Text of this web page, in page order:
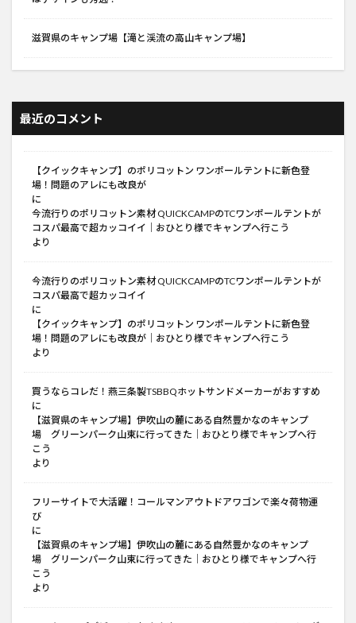
滋賀県のキャンプ場【滝と渓流の高山キャンプ場】
最近のコメント
【クイックキャンプ】のポリコットン ワンポールテントに新色登
場！問題のアレにも改良が
に
今流行りのポリコットン素材 QUICKCAMPのTCワンポールテントが
コスパ最高で超カッコイイ│おひとり様でキャンプへ行こう
より
今流行りのポリコットン素材 QUICKCAMPのTCワンポールテントが
コスパ最高で超カッコイイ
に
【クイックキャンプ】のポリコットン ワンポールテントに新色登
場！問題のアレにも改良が│おひとり様でキャンプへ行こう
より
買うならコレだ！燕三条製TSBBQホットサンドメーカーがおすすめ
に
【滋賀県のキャンプ場】伊吹山の麓にある自然豊かなのキャンプ
場 グリーンパーク山東に行ってきた│おひとり様でキャンプへ行
こう
より
フリーサイトで大活躍！コールマンアウトドアワゴンで楽々荷物運
び
に
【滋賀県のキャンプ場】伊吹山の麓にある自然豊かなのキャンプ
場 グリーンパーク山東に行ってきた│おひとり様でキャンプへ行
こう
より